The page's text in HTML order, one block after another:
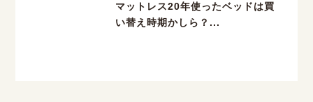
マットレス20年使ったベッドは買
い替え時期かしら？...